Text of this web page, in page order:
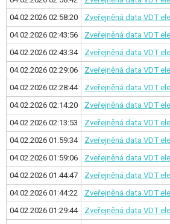
04.02.2026 02:58:20
Zveřejněná data VDT
04.02.2026 02:43:56
Zveřejněná data VDT
04.02.2026 02:43:34
Zveřejněná data VDT
04.02.2026 02:29:06
Zveřejněná data VDT
04.02.2026 02:28:44
Zveřejněná data VDT
04.02.2026 02:14:20
Zveřejněná data VDT
04.02.2026 02:13:53
Zveřejněná data VDT
04.02.2026 01:59:34
Zveřejněná data VDT
04.02.2026 01:59:06
Zveřejněná data VDT
04.02.2026 01:44:47
Zveřejněná data VDT
04.02.2026 01:44:22
Zveřejněná data VDT
04.02.2026 01:29:44
Zveřejněná data VDT